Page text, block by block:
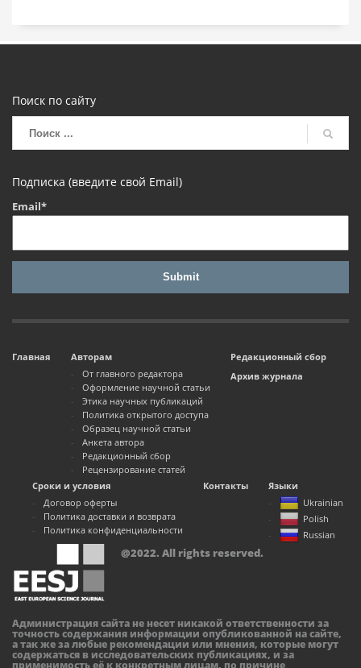
Поиск по сайту
Подписка (введите свой Email)
Email*
Главная
Авторам
От главного редактора
Оформление научной статьи
Этика научных публикаций
Политика открытого доступа
Образец научной статьи
Анкета автора
Редакционный сбор
Рецензирование статей
Редакционный сбор
Архив журнала
Сроки и условия
Договор оферты
Политика доставки и возврата
Политика конфиденциальности
Контакты
Языки
Ukrainian
Polish
Russian
@2022. All rights reserved.
Администрация сайта не несет никакой ответственности за
точность содержания информации опубликованной на сайте,
а так же за любые рекомендации или мнения, которые могут
содержаться в исследовательских публикациях, и за
применимость её к конкретным лицам, по причине